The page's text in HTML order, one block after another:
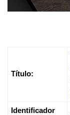
Título:
Identificador